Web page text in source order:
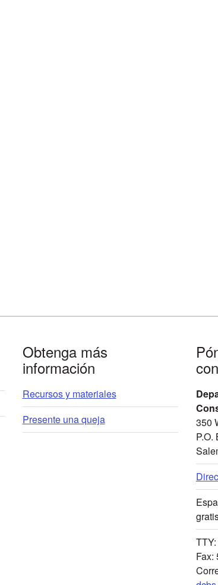
Obtenga más
información
Recursos y materiales
Presente una queja
350
P.O.
Fax: